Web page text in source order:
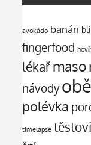
avokádo banán
fingerfood
lékařmaso
návody
polévka
timelapse